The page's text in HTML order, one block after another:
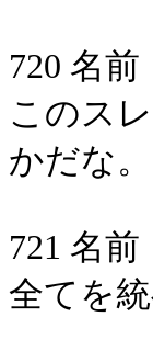
720 名
このス
かだな。
721 名
全てを